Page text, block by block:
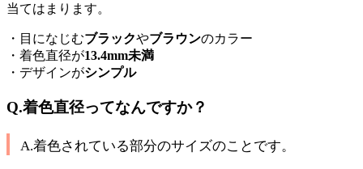
当てはまります。
・目になじむブラックやブラウンのカラー
・着色直径が13.4mm未満
・デザインがシンプル
Q.着色直径ってなんですか？
A.着色されている部分のサイズのことです。